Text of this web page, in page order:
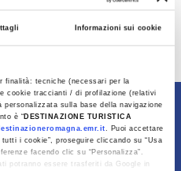
Informazioni sui cookie
finalità: tecniche (necessari per la
cookie traccianti / di profilazione (relativi
sulla base della navigazione
è “ DESTINAZIONE TURISTICA
. Puoi accettare
i cookie”, proseguire cliccando su “Usa
facendo clic su “Personalizza”.
potranno essere trasferiti da Google in
nessun risultato.
20/11/2024
Turistica Romagna